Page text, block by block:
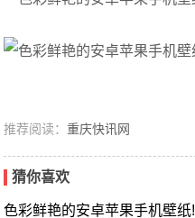
推荐阅读：重庆快讯网
猜你喜欢
色彩鲜艳的安卓苹果手机壁纸!